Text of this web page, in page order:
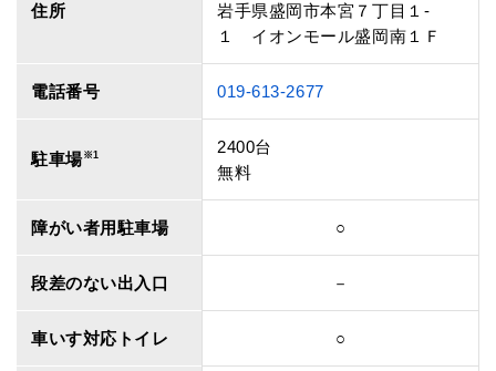
住所
岩手県盛岡市本宮７丁目１‐
１ イオンモール盛岡南１Ｆ
電話番号 019-613-2677
駐車場※1
2400台
無料
障がい者用駐車場 ○
段差のない出入口 －
車いす対応トイレ ○